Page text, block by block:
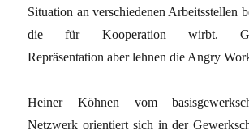
Situation an verschiedenen Arbeitsstellen
die für Kooperation wirbt.
Repräsentation aber lehnen die Angry
Heiner Köhnen vom
Netzwerk orientiert sich in der